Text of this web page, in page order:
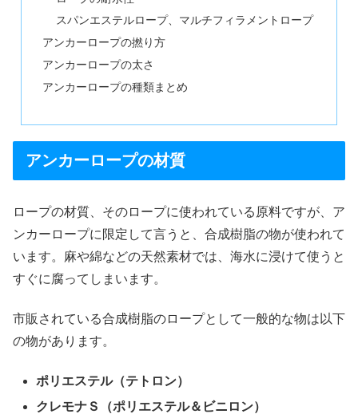
スパンエステルロープ、マルチフィラメントロープ
アンカーロープの撚り方
アンカーロープの太さ
アンカーロープの種類まとめ
アンカーロープの材質
ロープの材質、そのロープに使われている原料ですが、ア
ンカーロープに限定して言うと、合成樹脂の物が使われて
います。麻や綿などの天然素材では、海水に浸けて使うと
すぐに腐ってしまいます。
市販されている合成樹脂のロープとして一般的な物は以下
の物があります。
ポリエステル（テトロン）
クレモナＳ（ポリエステル＆ビニロン）